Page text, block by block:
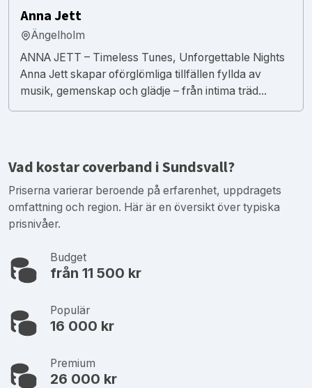
Anna Jett
Ängelholm
ANNA JETT – Timeless Tunes, Unforgettable Nights
Anna Jett skapar oförglömliga tillfällen fyllda av
musik, gemenskap och glädje – från intima träd...
Vad kostar coverband i Sundsvall?
Priserna varierar beroende på erfarenhet, uppdragets
omfattning och region. Här är en översikt över typiska
prisnivåer.
Budget
från 11 500 kr
Populär
16 000 kr
Premium
26 000 kr